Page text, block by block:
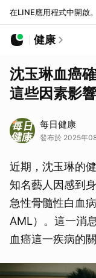
在LINE應用程式中開啟。
健康
沈玉琳血癌
這些因素影
每日健康
發布於 2025年
近期，沈玉琳的
知名藝人因感到
急性骨髓性白血
AML）。這一消
血癌這一疾病的